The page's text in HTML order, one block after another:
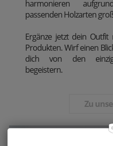
harmonieren
passenden Holzarten
Ergänze jetzt dein
Produkten. Wirf einen
dich von den
begeistern.
Zu